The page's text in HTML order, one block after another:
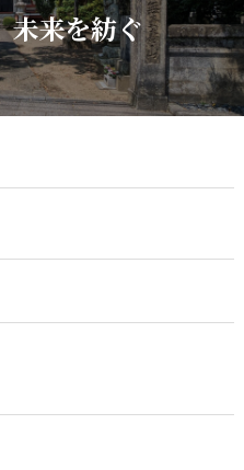
未来を紡ぐ